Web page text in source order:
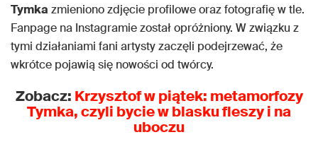
Tymka zmieniono zdjęcie profilowe oraz fotografię w tle.
Fanpage na Instagramie został opróżniony. W związku z
tymi działaniami fani artysty zaczęli podejrzewać, że
wkrótce pojawią się nowości od twórcy.
Zobacz: Krzysztof w piątek: metamorfozy
Tymka, czyli bycie w blasku fleszy i na
uboczu